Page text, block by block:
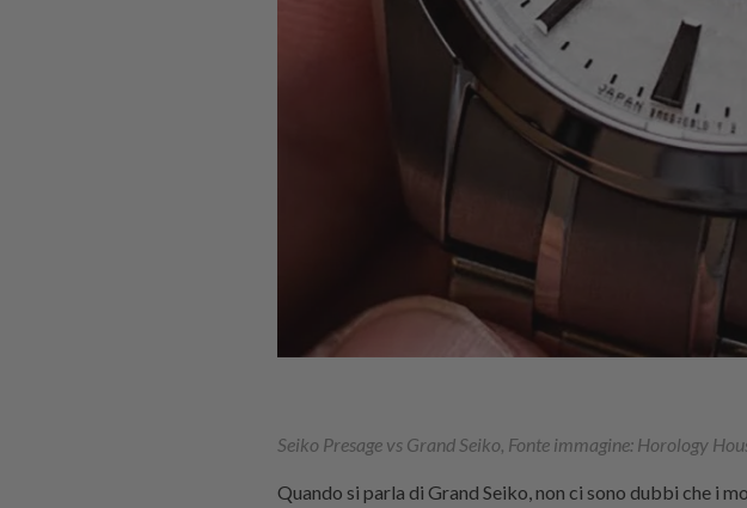
Seiko Presage vs Grand Seiko, Fonte immagine: Horology
Quando si parla di Grand Seiko, non ci sono dubbi che i